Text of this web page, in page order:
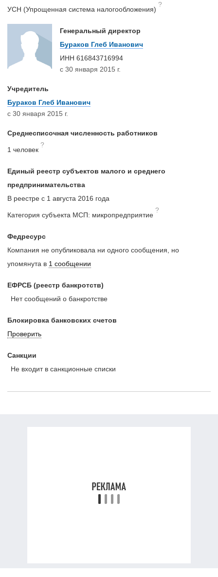
УСН (Упрощенная система налогообложения)
?
Генеральный директор
Бураков Глеб Иванович
ИНН 616843716994
с 30 января 2015 г.
Учредитель
Бураков Глеб Иванович
с 30 января 2015 г.
Среднесписочная численность работников
1 человек
?
Единый реестр субъектов малого и среднего
предпринимательства
В реестре с 1 августа 2016 года
Категория субъекта МСП: микропредприятие
?
Федресурс
Компания не опубликовала ни одного сообщения, но
упомянута в 1 сообщении
ЕФРСБ (реестр банкротств)
Нет сообщений о банкротстве
Блокировка банковских счетов
Проверить
Санкции
Не входит в санкционные списки